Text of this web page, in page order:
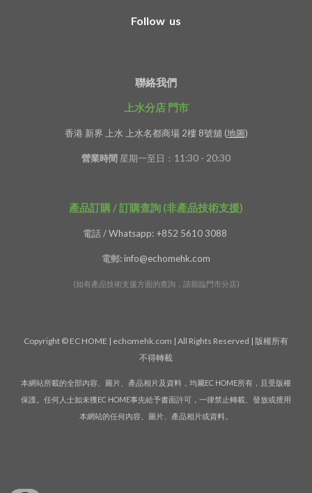
Follow us
聯絡我們
上水分店 門市
香港 新界 上水 上水名都商場 2樓 8號舖 (地圖)
營業時間 星期一至日：11:30 - 20:30
產品訂購 / 訂購查詢 (非產品技術支援)
電話 / Whatsapp: +852 5610 3088
電郵: info@echomehk.com
(如有產品技術支援方面的查詢，請親臨門市分店)
Copyright © EC HOME | echomehk.com | All Rights Reserved | 版權所有
不得轉載
本網站所載的全部內容、圖片、產品相片及資料，均屬EC HOME所有，且受版權
保護。任何人士如未獲EC HOME事先給予書面許可，一律禁止轉載、發放或擅用
本網站的任何內容、圖片、產品相片或資料。